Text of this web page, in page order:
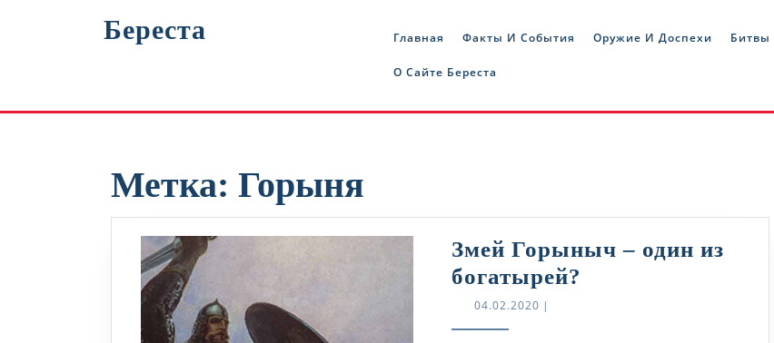
Береста Главная Факты И События Оружие И Доспехи Битвы
О Сайте Береста
Метка: Горыня
Змей Горыныч – один из
богатырей?
04.02.202004.02.2020
|